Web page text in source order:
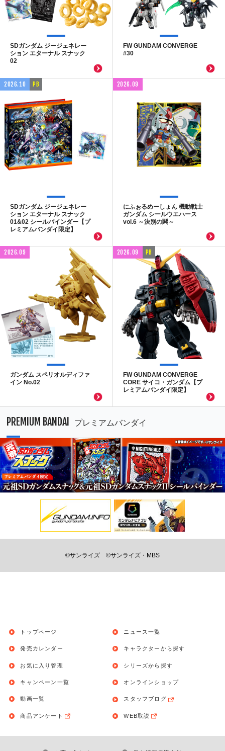
SDガンダム ジージェネレー
ション エターナル スナック
02
FW GUNDAM CONVERGE
#30
2026.10 PB
SDガンダム ジージェネレー
ション エターナル スナック
01&02 シールバインダー【プ
レミアムバンダイ限定】
2026.09
にふぉるめーしょん 機動戦士
ガンダム シールウエハース
vol.6 ～決別の鬨～
2026.09
ガンダム スペリオルディファ
イン No.02
2026.09 PB
FW GUNDAM CONVERGE
CORE サイコ・ガンダム【プ
レミアムバンダイ限定】
PREMIUM BANDAI プレミアムバンダイ
©サンライズ ©サンライズ・MBS
トップページ
発売カレンダー
お気に入り管理
ニュース一覧
キャラクターから探す
シリーズから探す
キャンペーン一覧
動画一覧
商品アンケート
オンラインショップ
スタッフブログ
WEB取説